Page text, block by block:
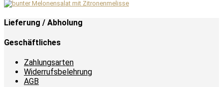
Lieferung / Abholung
Geschäftliches
Zahlungsarten
Widerrufsbelehrung
AGB